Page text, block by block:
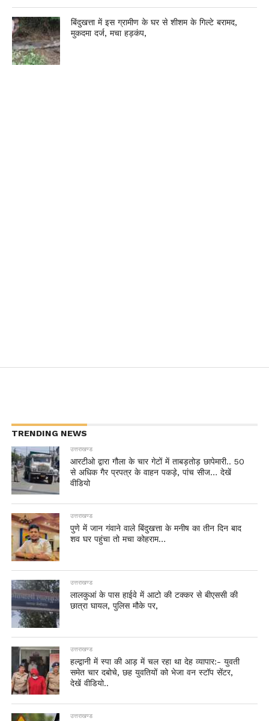
बिंदुखत्ता में इस ग्रामीण के घर से शीशम के गिल्टे बरामद,
मुकदमा दर्ज, मचा हड़कंप,
TRENDING NEWS
उत्तराखण्ड
आरटीओ द्वारा गौला के चार गेटों में ताबड़तोड़ छापेमारी.. 50
से अधिक गैर प्रपत्र के वाहन पकड़े, पांच सीज… देखें
वीडियो
उत्तराखण्ड
पुणे में जान गंवाने वाले बिंदुखत्ता के मनीष का तीन दिन बाद
शव घर पहुंचा तो मचा कोहराम…
उत्तराखण्ड
लालकुआं के पास हाईवे में आटो की टक्कर से बीएससी की
छात्रा घायल, पुलिस मौके पर,
उत्तराखण्ड
हल्द्वानी में स्पा की आड़ में चल रहा था देह व्यापार:- युवती
समेत चार दबोचे, छह युवतियों को भेजा वन स्टॉप सेंटर,
देखें वीडियो..
उत्तराखण्ड